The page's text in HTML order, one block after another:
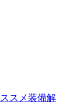
スメ装備解